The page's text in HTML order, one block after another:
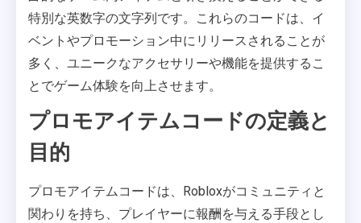
特別な英数字の文字列です。これらのコードは、イ
ベントやプロモーション中にリリースされることが
多く、ユニークなアクセサリーや機能を提供するこ
とでゲーム体験を向上させます。
プロモアイテムコードの定義と
目的
プロモアイテムコードは、Robloxがコミュニティと
関わりを持ち、プレイヤーに報酬を与える手段とし